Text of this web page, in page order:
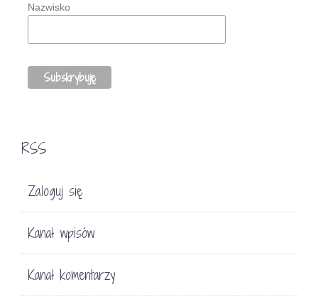
Nazwisko
RSS
Zaloguj się
Kanał wpisów
Kanał komentarzy